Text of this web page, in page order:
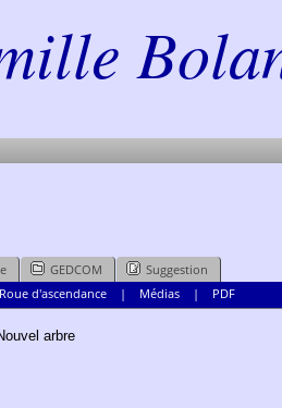
GEDCOM
Suggestion
Roue d'ascendance| Médias| PDF
arbre